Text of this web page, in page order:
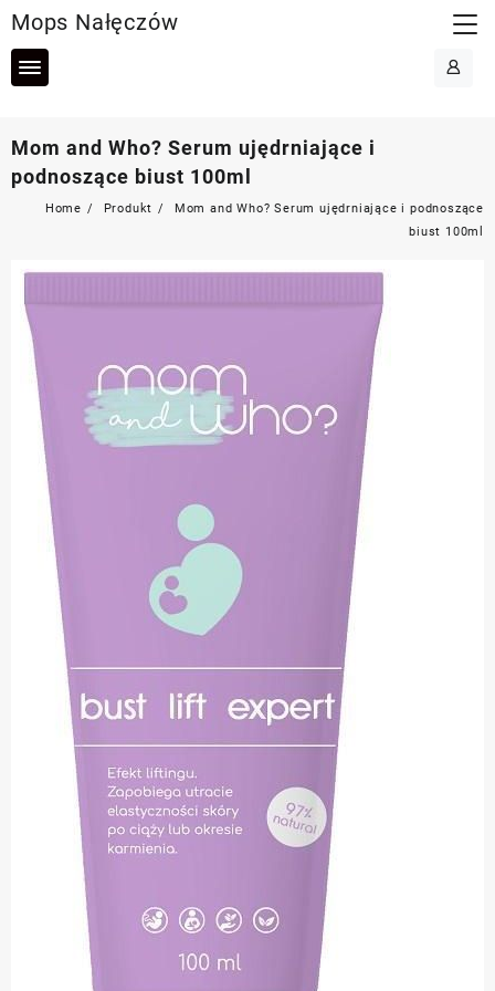
to
content
Mops Nałęczów
Mom and Who? Serum ujędrniające i
podnoszące biust 100ml
Home Produkt
Mom and Who? Serum ujędrniające i podnoszące
biust 100ml